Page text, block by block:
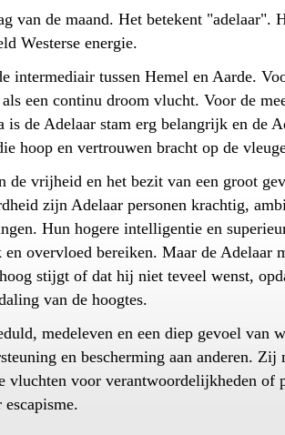
van de maand. Het betekent "adelaar".
Westerse energie.
intermediair tussen Hemel en Aarde.
een continu droom vlucht. Voor de
is de Adelaar stam erg belangrijk en de
hoop en vertrouwen bracht op de
de vrijheid en het bezit van een groot
zijn Adelaar personen krachtig,
Hun hogere intelligentie en
overvloed bereiken. Maar de Adelaar
stijgt of dat hij niet teveel wenst,
van de hoogtes.
medeleven en een diep gevoel van
en bescherming aan anderen. Zij
vluchten voor verantwoordelijkheden of